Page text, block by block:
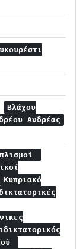
Βλάχου
Ανδρέας
Κυπριακό